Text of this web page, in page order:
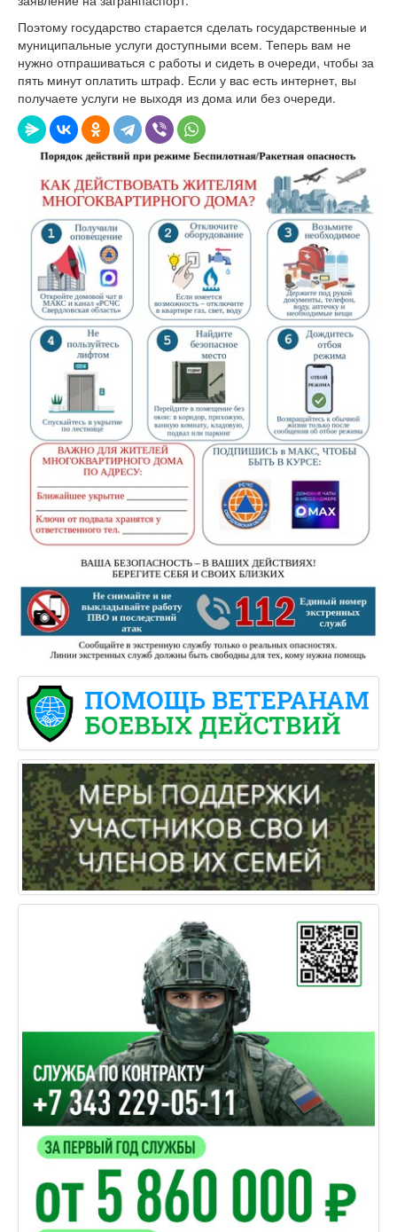
Поэтому государство старается сделать государственные и
муниципальные услуги доступными всем. Теперь вам не
нужно отпрашиваться с работы и сидеть в очереди, чтобы за
пять минут оплатить штраф. Если у вас есть интернет, вы
получаете услуги не выходя из дома или без очереди.